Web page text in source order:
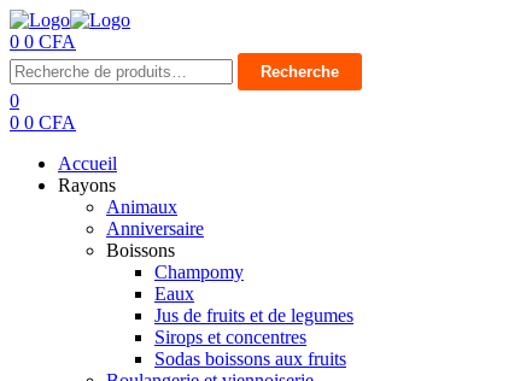
0 0 CFA
Menu
Recherche
pour :
Recherche
0
0 0 CFA
Accueil
Rayons
Animaux
Anniversaire
Boissons
Champomy
Eaux
Jus de fruits et de legumes
Sirops et concentres
Sodas boissons aux fruits